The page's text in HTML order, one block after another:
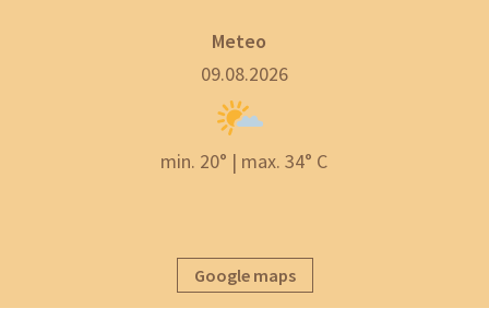
Meteo
09.08.2026
min. 20° | max. 34° C
Google maps